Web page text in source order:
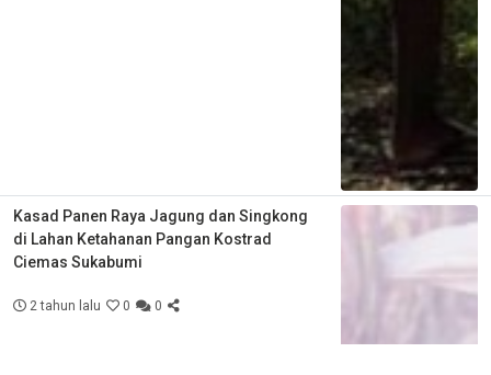
Kasad Panen Raya Jagung dan Singkong
di Lahan Ketahanan Pangan Kostrad
Ciemas Sukabumi
2 tahun lalu 0 0